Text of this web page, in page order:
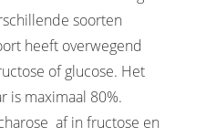
soorten
heeft overwegend
of glucose. Het
is maximaal 80%.
af in fructose en